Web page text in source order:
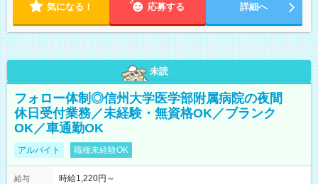
気になる！ 応募する 詳細へ
未読
フォロー体制◎信州大学医学部附属病院の夜間
休日受付業務／未経験・無資格OK／ブランク
OK／車通勤OK
アルバイト 職種未経験OK
給与
時給1,220円～